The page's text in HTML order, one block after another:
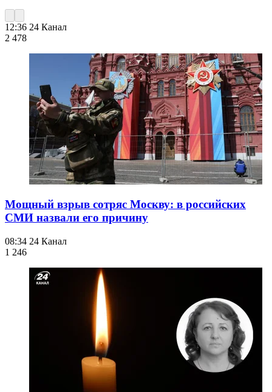
12:36 24 Канал
2 478
Мощный взрыв сотряс Москву: в российских
СМИ назвали его причину
08:34 24 Канал
1 246